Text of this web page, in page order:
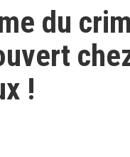
du
!